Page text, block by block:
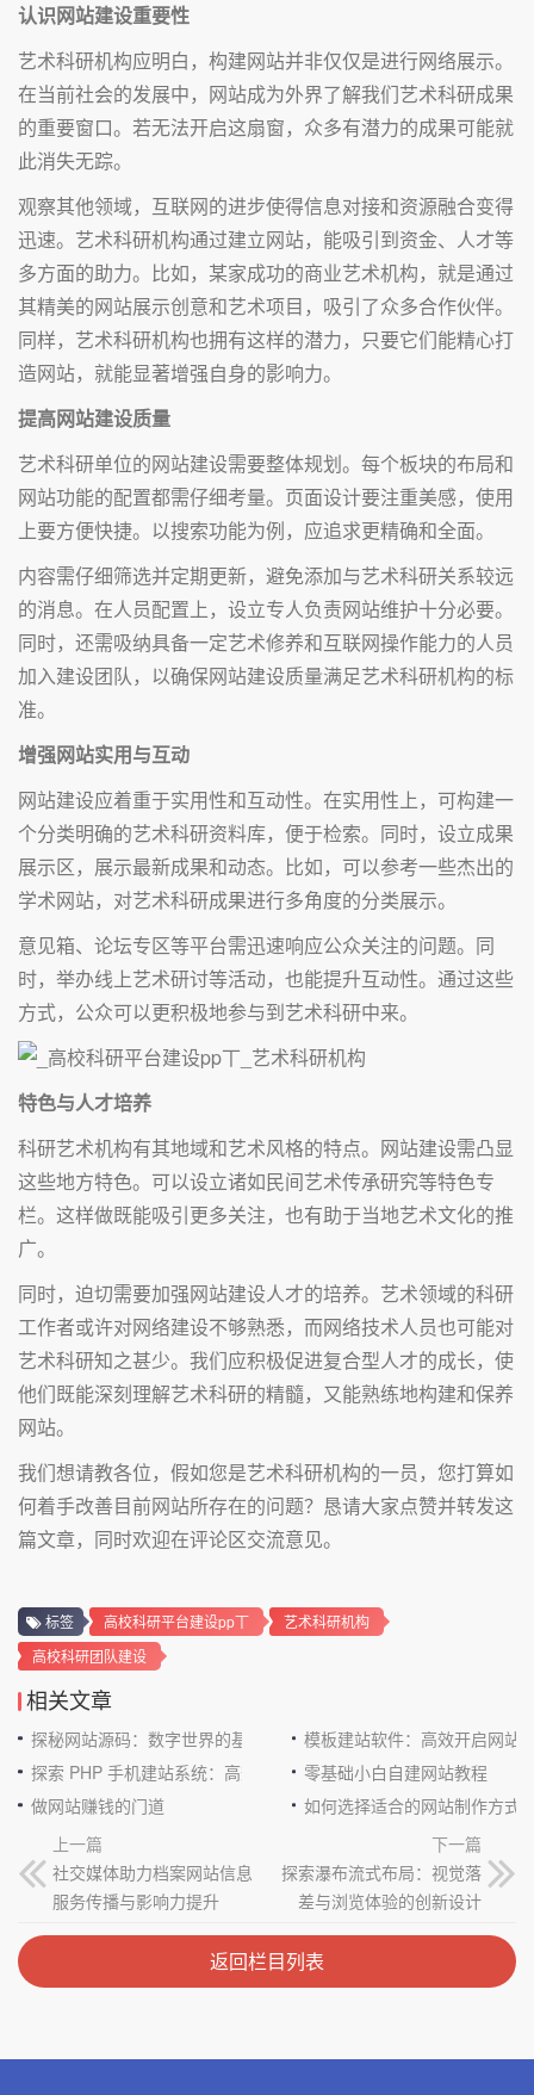
认识网站建设重要性
艺术科研机构应明白，构建网站并非仅仅是进行网络展示。
在当前社会的发展中，网站成为外界了解我们艺术科研成果
的重要窗口。若无法开启这扇窗，众多有潜力的成果可能就
此消失无踪。
观察其他领域，互联网的进步使得信息对接和资源融合变得
迅速。艺术科研机构通过建立网站，能吸引到资金、人才等
多方面的助力。比如，某家成功的商业艺术机构，就是通过
其精美的网站展示创意和艺术项目，吸引了众多合作伙伴。
同样，艺术科研机构也拥有这样的潜力，只要它们能精心打
造网站，就能显著增强自身的影响力。
提高网站建设质量
艺术科研单位的网站建设需要整体规划。每个板块的布局和
网站功能的配置都需仔细考量。页面设计要注重美感，使用
上要方便快捷。以搜索功能为例，应追求更精确和全面。
内容需仔细筛选并定期更新，避免添加与艺术科研关系较远
的消息。在人员配置上，设立专人负责网站维护十分必要。
同时，还需吸纳具备一定艺术修养和互联网操作能力的人员
加入建设团队，以确保网站建设质量满足艺术科研机构的标
准。
增强网站实用与互动
网站建设应着重于实用性和互动性。在实用性上，可构建一
个分类明确的艺术科研资料库，便于检索。同时，设立成果
展示区，展示最新成果和动态。比如，可以参考一些杰出的
学术网站，对艺术科研成果进行多角度的分类展示。
意见箱、论坛专区等平台需迅速响应公众关注的问题。同
时，举办线上艺术研讨等活动，也能提升互动性。通过这些
方式，公众可以更积极地参与到艺术科研中来。
特色与人才培养
科研艺术机构有其地域和艺术风格的特点。网站建设需凸显
这些地方特色。可以设立诸如民间艺术传承研究等特色专
栏。这样做既能吸引更多关注，也有助于当地艺术文化的推
广。
同时，迫切需要加强网站建设人才的培养。艺术领域的科研
工作者或许对网络建设不够熟悉，而网络技术人员也可能对
艺术科研知之甚少。我们应积极促进复合型人才的成长，使
他们既能深刻理解艺术科研的精髓，又能熟练地构建和保养
网站。
我们想请教各位，假如您是艺术科研机构的一员，您打算如
何着手改善目前网站所存在的问题？恳请大家点赞并转发这
篇文章，同时欢迎在评论区交流意见。
标签 高校科研平台建设pp丅
艺术科研机构
高校科研团队建设
相关文章
探秘网站源码：数字世界的基石
模板建站软件：高效开启网站
探索 PHP 手机建站系统：高效与便捷的完美结合零基础小白自建网站教程
做网站赚钱的门道
如何选择适合的网站制作方式
上一篇
社交媒体助力档案网站信息
服务传播与影响力提升
下一篇
探索瀑布流式布局：视觉落
差与浏览体验的创新设计
返回栏目列表